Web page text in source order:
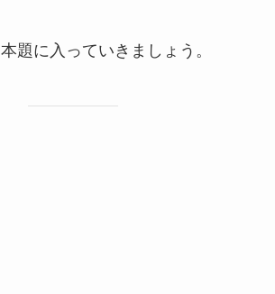
題に入っていきましょう。